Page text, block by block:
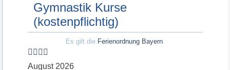
Gymnastik Kurse
(kostenpflichtig)
Es gilt die Ferienordnung Bayern.
August 2026